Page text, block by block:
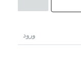
ورود